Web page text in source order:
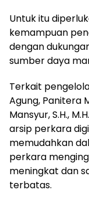
Untuk itu
kemampuan
dengan
sumber daya
Terkait
Agung, Panitera
Mansyur, S.H.,
arsip perkara
memudahkan
perkara
meningkat dan
terbatas.